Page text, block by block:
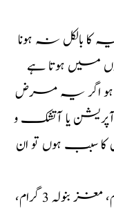
میں ہوتا ہے
ہو اگر یہ مرض
یا آتشک و
سبب ہوں تو ان
: ثعلب مصری 3 گرام، مغز بنولہ 3 گرام،